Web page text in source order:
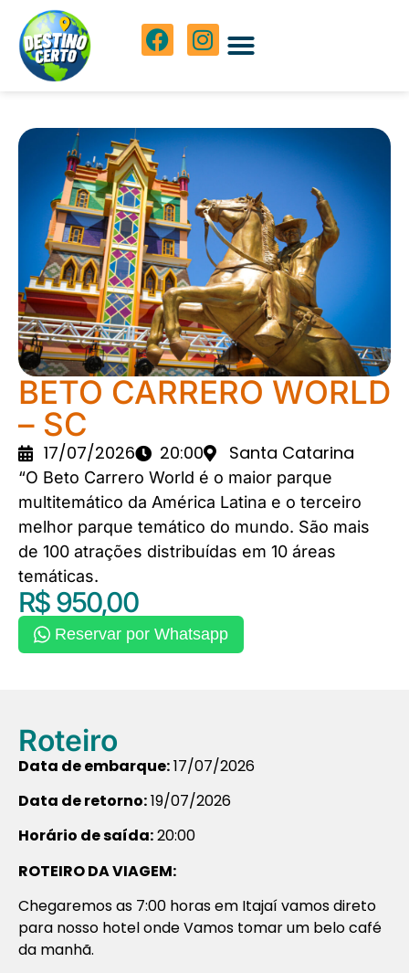
BETO CARRERO WORLD
– SC
17/07/2026 20:00 Santa Catarina
“O Beto Carrero World é o maior parque
multitemático da América Latina e o terceiro
melhor parque temático do mundo. São mais
de 100 atrações distribuídas em 10 áreas
temáticas.
R$ 950,00
Reservar por Whatsapp
Roteiro
Data de embarque:17/07/2026
Data de retorno:19/07/2026
Horário de saída:20:00
ROTEIRO DA VIAGEM:
Chegaremos as 7:00 horas em Itajaí vamos direto
para nosso hotel onde Vamos tomar um belo café
da manhã.